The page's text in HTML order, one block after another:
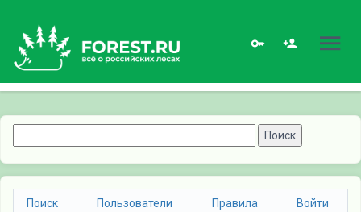
Поиск Пользователи Правила Войти